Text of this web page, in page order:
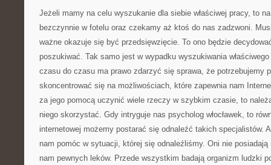
Jeżeli mamy na celu wyszukanie dla siebie właściwej pracy, to
bezczynnie w fotelu oraz czekamy aż ktoś do nas zadzwoni.
ważne okazuje się być przedsięwzięcie. To ono będzie
poszukiwać. Tak samo jest w wypadku wyszukiwania
czasu do czasu ma prawo zdarzyć się sprawa, że potrzebujemy
skoncentrować się na możliwościach, które zapewnia nam
za jego pomocą uczynić wiele rzeczy w szybkim czasie, to
niego skorzystać. Gdy intryguje nas psycholog włocławek, to
internetowej możemy postarać się odnaleźć takich specjalistów.
nam pomóc w sytuacji, której się odnaleźliśmy. Oni nie
nam pewnych leków. Przede wszystkim badają organizm ludzki